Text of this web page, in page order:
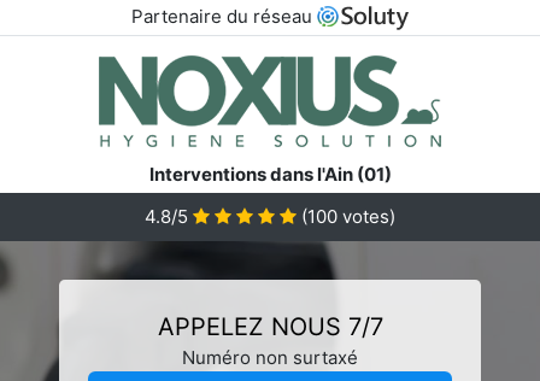
Partenaire du réseau
Interventions dans l'Ain (01)
4.8/5
(100 votes)
APPELEZ NOUS 7/7
Numéro non surtaxé